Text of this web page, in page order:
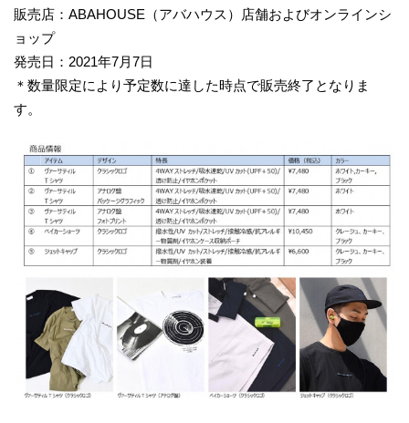
販売店：ABAHOUSE（アバハウス）店舗およびオンラインシ
ョップ
発売日：2021年7月7日
＊数量限定により予定数に達した時点で販売終了となりま
す。